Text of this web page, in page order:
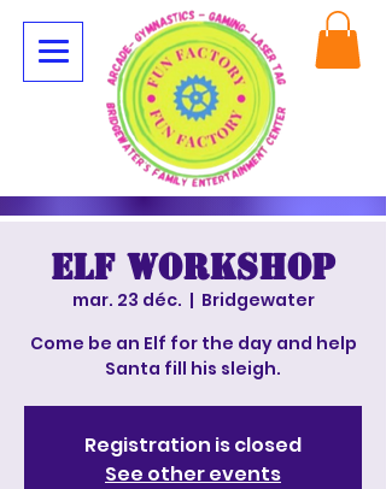
Elf Workshop
mar. 23 déc.
  |
Bridgewater
Come be an Elf for the day and help
Santa fill his sleigh.
Registration is closed
See other events